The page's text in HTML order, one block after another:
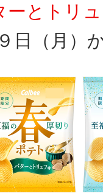
ーとトリ
日（月）